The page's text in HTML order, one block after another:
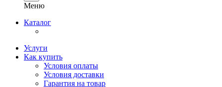
Меню
Каталог
Услуги
Как купить
Условия оплаты
Условия доставки
Гарантия на товар